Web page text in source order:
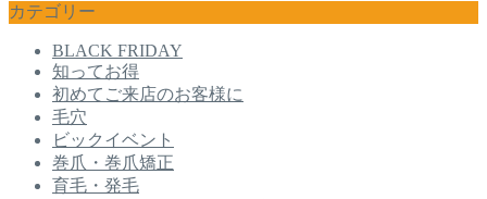
カテゴリー
BLACK FRIDAY
知ってお得
初めてご来店のお客様に
毛穴
ビックイベント
巻爪・巻爪矯正
育毛・発毛